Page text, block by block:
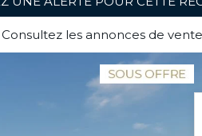
les annonces de